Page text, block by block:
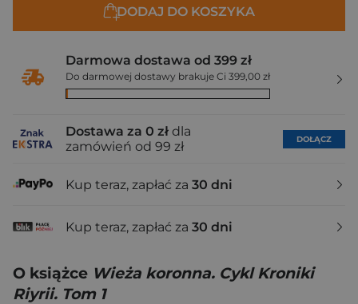
DODAJ DO KOSZYKA
Darmowa dostawa od 399 zł
Do darmowej dostawy brakuje Ci 399,00 zł
Dostawa za 0 zł dla
zamówień od 99 zł
DOŁĄCZ
Kup teraz, zapłać za 30 dni
Kup teraz, zapłać za 30 dni
O książce Wieża koronna. Cykl Kroniki
Riyrii. Tom 1